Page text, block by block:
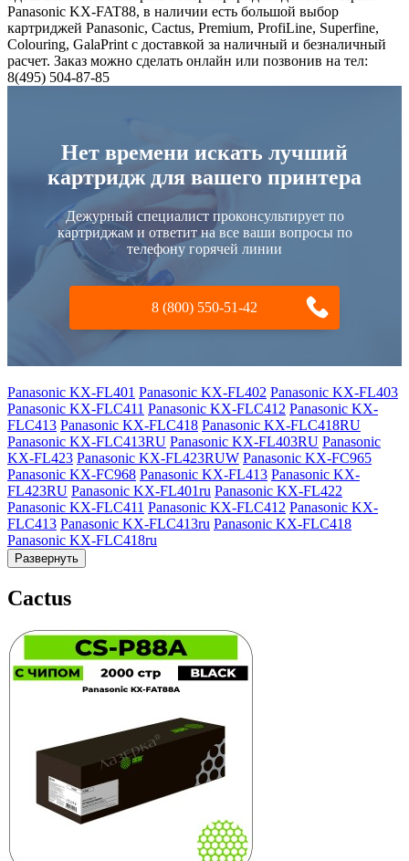
Panasonic KX-FAT88, в наличии есть большой выбор
картриджей Panasonic, Cactus, Premium, ProfiLine, Superfine,
Colouring, GalaPrint с доставкой за наличный и безналичный
расчет. Заказ можно сделать онлайн или позвонив на тел:
8(495) 504-87-85
Нет времени искать лучший
картридж для вашего принтера
Дежурный специалист проконсультирует по
картриджам и ответит на все ваши вопросы по
телефону горячей линии
8 (800) 550-51-42
Panasonic KX-FL401 Panasonic KX-FL402 Panasonic KX-FL403
Panasonic KX-FLC411 Panasonic KX-FLC412 Panasonic KX-
FLC413 Panasonic KX-FLC418 Panasonic KX-FLC418RU
Panasonic KX-FLC413RU Panasonic KX-FL403RU Panasonic
KX-FL423 Panasonic KX-FL423RUW Panasonic KX-FC965
Panasonic KX-FC968 Panasonic KX-FL413 Panasonic KX-
FL423RU Panasonic KX-FL401ru Panasonic KX-FL422
Panasonic KX-FLC411 Panasonic KX-FLC412 Panasonic KX-
FLC413 Panasonic KX-FLC413ru Panasonic KX-FLC418
Panasonic KX-FLC418ru
Развернуть
Cactus